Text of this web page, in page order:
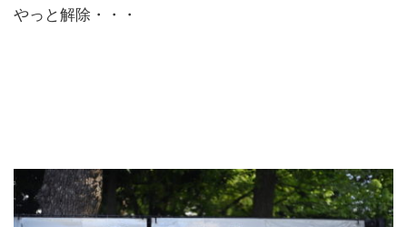
やっと解除・・・